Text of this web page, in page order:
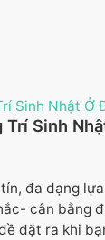
Trí Sinh
đa dạng
cân bằng
đặt ra khi